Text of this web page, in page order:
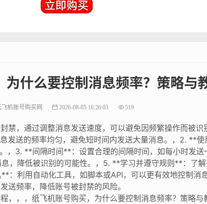
为什么要控制消息频率？策略与
飞机账号购买网 2026-08-05 16:26:03 519
禁，通过调整消息发送速度，可以避免因频繁操作而被
发送的频率均匀，避免短时间内发送大量消息。，2. **
，3. **间隔时间**：设置合理的间隔时间，如每小时发
，降低被识别的可能性。，5. **学习并遵守规则**：了
：利用自动化工具，如脚本或API，可以更有效地控制消
送频率，降低账号被封禁的风险。
，，，纸飞机账号购买，为什么要控制消息频率？策略与